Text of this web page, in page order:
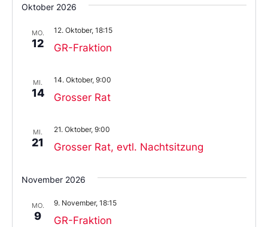
Oktober 2026
MO.
12 GR-Fraktion
12. Oktober, 18:15
MI.
14 Grosser Rat
14. Oktober, 9:00
MI.
21 Grosser Rat, evtl. Nachtsitzung
21. Oktober, 9:00
November 2026
MO.
9 GR-Fraktion
9. November, 18:15